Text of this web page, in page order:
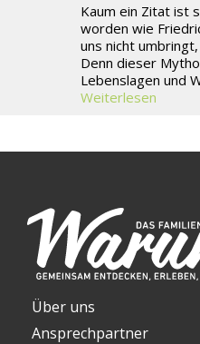
Kaum ein Zitat ist
worden wie
uns nicht
Denn dieser
Lebenslagen und
Weiterlesen
Über uns
Ansprechpartner